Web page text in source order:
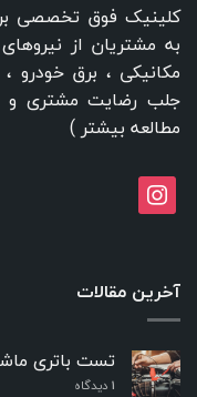
کلینیک فوق تخصصی
به مشتریان از
مکانیکی ، برق خودرو
جلب رضایت مشتری و
مطالعه بیشتر )
instagram
آخرین مقالات
تست باتری
۱ دیدگاه